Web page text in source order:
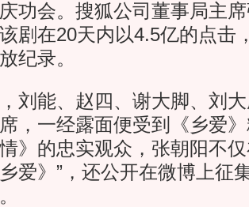
功会。搜狐公司董事局主
剧在20天内以4.5亿的点击
纪录。
能、赵四、谢大脚、刘大
，一经露面便受到《乡爱
情》的忠实观众，张朝阳不
爱》”，还公开在微博上征